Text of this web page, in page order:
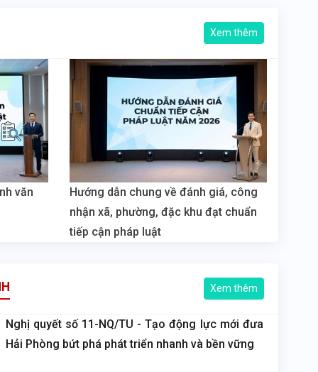
Xem thêm
văn
Hướng dẫn chung về đánh giá, công
nhận xã, phường, đặc khu đạt chuẩn
tiếp cận pháp luật
Xem thêm
Nghị quyết số 11-NQ/TU - Tạo động lực mới đưa
Hải Phòng bứt phá phát triển nhanh và bền vững